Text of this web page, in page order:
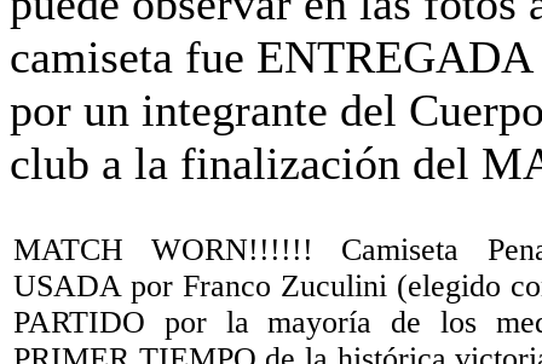
MATCH WORN!!!!!! Camiseta
USADA por Franco Zuculini (elegido
PARTIDO por la mayoría de los